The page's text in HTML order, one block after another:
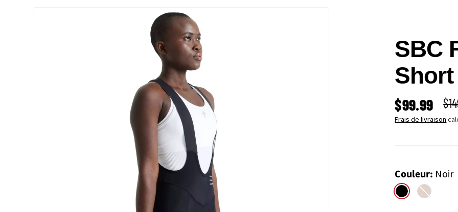
PASSER AUX INFORMATIONS PRODUITS
L’image 2 est maintenant disponible dans la vue de galerie
SBC
Short
PRIX
$99.99
Frais de livraison
Couleur: Noir
Noir Gunmetal